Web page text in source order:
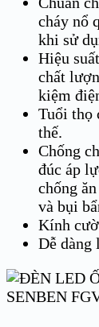
cháy nổ
khi sử
Hiệu
chất
kiệm
Tuổi thọ
thế.
Chống
đúc áp
chống
và bụi
Kính
Dễ dàng